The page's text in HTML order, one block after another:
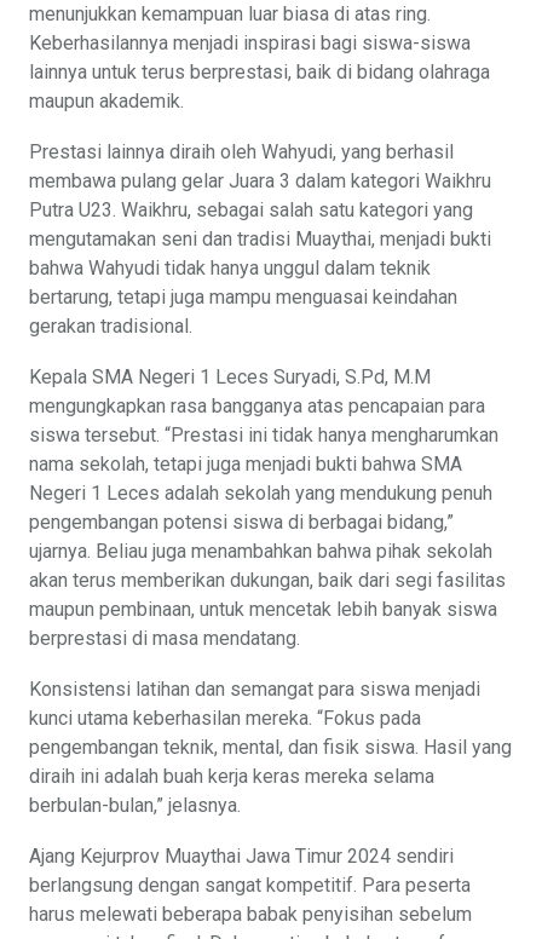
menunjukkan kemampuan luar biasa di atas ring.
Keberhasilannya menjadi inspirasi bagi siswa-siswa
lainnya untuk terus berprestasi, baik di bidang olahraga
maupun akademik.
Prestasi lainnya diraih oleh Wahyudi, yang berhasil
membawa pulang gelar Juara 3 dalam kategori Waikhru
Putra U23. Waikhru, sebagai salah satu kategori yang
mengutamakan seni dan tradisi Muaythai, menjadi bukti
bahwa Wahyudi tidak hanya unggul dalam teknik
bertarung, tetapi juga mampu menguasai keindahan
gerakan tradisional.
Kepala SMA Negeri 1 Leces Suryadi, S.Pd, M.M
mengungkapkan rasa bangganya atas pencapaian para
siswa tersebut. “Prestasi ini tidak hanya mengharumkan
nama sekolah, tetapi juga menjadi bukti bahwa SMA
Negeri 1 Leces adalah sekolah yang mendukung penuh
pengembangan potensi siswa di berbagai bidang,”
ujarnya. Beliau juga menambahkan bahwa pihak sekolah
akan terus memberikan dukungan, baik dari segi fasilitas
maupun pembinaan, untuk mencetak lebih banyak siswa
berprestasi di masa mendatang.
Konsistensi latihan dan semangat para siswa menjadi
kunci utama keberhasilan mereka. “Fokus pada
pengembangan teknik, mental, dan fisik siswa. Hasil yang
diraih ini adalah buah kerja keras mereka selama
berbulan-bulan,” jelasnya.
Ajang Kejurprov Muaythai Jawa Timur 2024 sendiri
berlangsung dengan sangat kompetitif. Para peserta
harus melewati beberapa babak penyisihan sebelum